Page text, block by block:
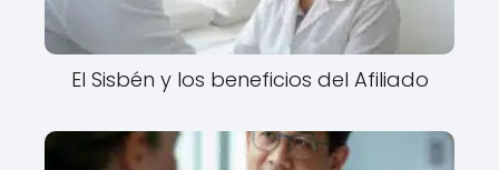
El Sisbén y los beneficios del Afiliado